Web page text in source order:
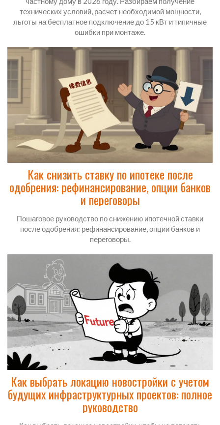
технических условий, расчет необходимой мощности,
льготы на бесплатное подключение до 15 кВт и типичные
ошибки при монтаже.
Как снизить ставку по ипотеке после
одобрения: рефинансирование, опции банков
и переговоры
Пошаговое руководство по снижению ипотечной ставки
после одобрения: рефинансирование, опции банков и
переговоры.
Как выбрать локацию новостройки с учетом
будущих инфраструктурных проектов: полное
руководство